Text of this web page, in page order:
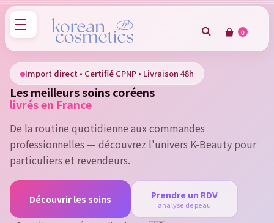
0
Import direct • Certifié CPNP • Livraison 48h
Les meilleurs soins coréens
livrés en France
De la routine quotidienne aux commandes
professionnelles — découvrez l'univers K-Beauty pour
particuliers et revendeurs.
Découvrir les soins Prendre un RDV
analyse de peau
Sign in
You need to be logged in to save products in your wish
list.
Cancel